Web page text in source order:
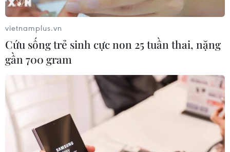
vietnamplus.vn
Cứu sống trẻ sinh cực non 25 tuần thai, nặng
gần 700 gram